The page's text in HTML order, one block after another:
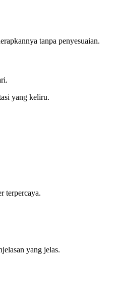
tanpa penyesuaian.
yang keliru.
terpercaya.
yang jelas.